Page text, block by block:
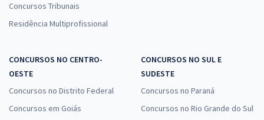
Concursos Tribunais
Residência Multiprofissional
CONCURSOS NO CENTRO-
OESTE
Concursos no Distrito Federal
Concursos em Goiás
CONCURSOS NO SUL E
SUDESTE
Concursos no Paraná
Concursos no Rio Grande do Sul